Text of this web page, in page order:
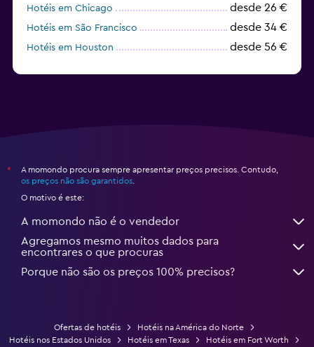
Hotéis em Chicago desde 26 €
Hotéis em São Francisco desde 34 €
Hotéis em Houston desde 56 €
*
A momondo procura sempre apresentar preços precisos. Contudo,
os preços não são garantidos
O motivo é este:
A momondo não é o vendedor
Agregamos mesmo muitos dados para
encontrares o que procuras
Porque não são os preços 100% precisos?
Ofertas de hotéis
Hotéis na América do Norte
Hotéis nos Estados Unidos
Hotéis em Texas
Hotéis em Fort Worth